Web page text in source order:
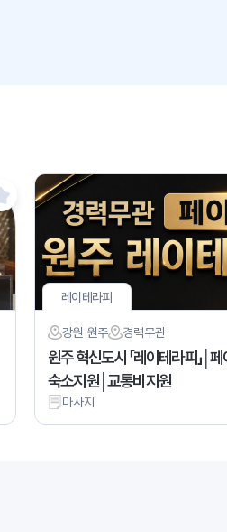
레이테라피
강원 원주 경력무관
원주 혁신도시 「레이테라피」│
숙소지원│교통비지원
마사지